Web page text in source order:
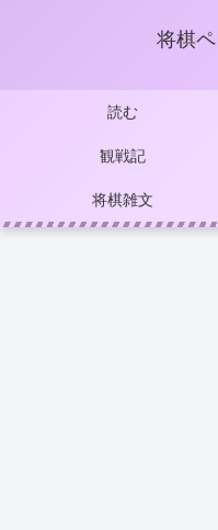
将棋
読む
観戦記
将棋雑文